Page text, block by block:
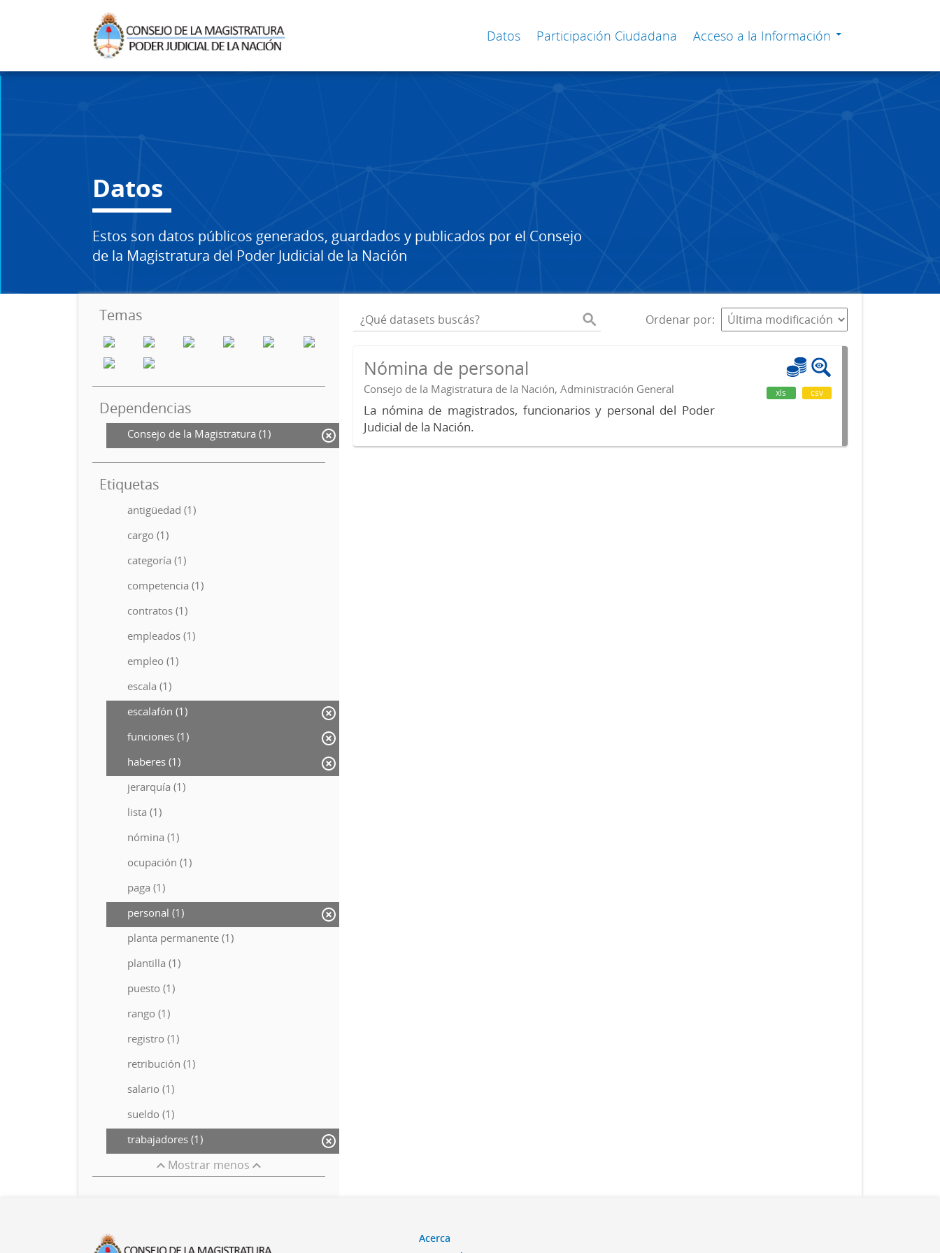
Datos Participación Ciudadana Acceso a la Información
Datos
Estos son datos públicos generados, guardados y publicados por el Consejo
de la Magistratura del Poder Judicial de la Nación
Temas
Dependencias
Consejo de la Magistratura (1)
Etiquetas
antigüedad (1)
cargo (1)
categoría (1)
competencia (1)
contratos (1)
empleados (1)
empleo (1)
escala (1)
escalafón (1)
funciones (1)
haberes (1)
jerarquía (1)
lista (1)
nómina (1)
ocupación (1)
paga (1)
personal (1)
planta permanente (1)
plantilla (1)
puesto (1)
rango (1)
registro (1)
retribución (1)
salario (1)
sueldo (1)
trabajadores (1)
Mostrar menos
Ordenar por
Nómina de personal
Consejo de la Magistratura de la Nación, Administración General
La nómina de magistrados, funcionarios y personal del Poder
Judicial de la Nación.
xls csv
Acerca